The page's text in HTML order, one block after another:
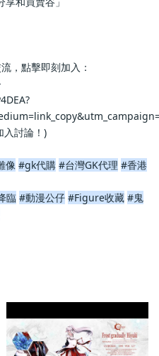
，點擊即刻加入：
入討論！)
像 #gk代購 #台灣GK代理 #香港
臨 #動漫公仔 #Figure收藏 #鬼